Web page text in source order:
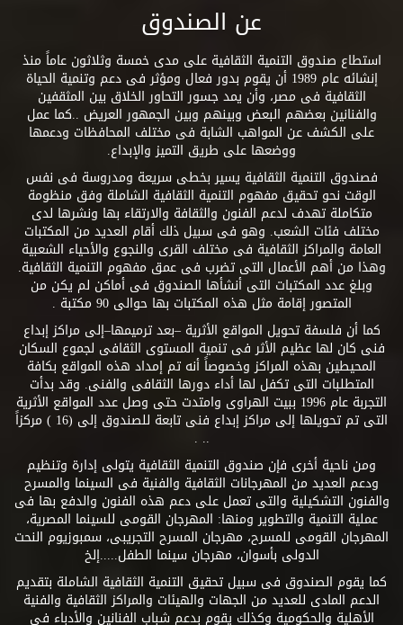
عن الصندوق
استطاع صندوق التنمية الثقافية على مدى خمسة وثلاثون عاماً منذ
إنشائه عام 1989 أن يقوم بدور فعال ومؤثر فى دعم وتنمية الحياة
الثقافية فى مصر، وأن يمد جسور التحاور الخلاق بين المثقفين
والفنانين بعضهم البعض وبينهم وبين الجمهور العريض ..كما عمل
على الكشف عن المواهب الشابة فى مختلف المحافظات ودعمها
ووضعها على طريق التميز والإبداع.
فصندوق التنمية الثقافية يسير بخطى سريعة ومدروسة فى نفس
الوقت نحو تحقيق مفهوم التنمية الثقافية الشاملة وفق منظومة
متكاملة تهدف لدعم الفنون والثقافة والارتقاء بها ونشرها لدى
مختلف فئات الشعب. وهو فى سبيل ذلك أقام العديد من المكتبات
العامة والمراكز الثقافية فى مختلف القرى والنجوع والأحياء الشعبية
وهذا من أهم الأعمال التى تضرب فى عمق مفهوم التنمية الثقافية.
وبلغ عدد المكتبات التى أنشأها الصندوق فى أماكن لم يكن من
المتصور إقامة مثل هذه المكتبات بها حوالى 90 مكتبة .
كما أن فلسفة تحويل المواقع الأثرية –بعد ترميمها–إلى مراكز إبداع
فنى كان لها عظيم الأثر فى تنمية المستوى الثقافى لجموع السكان
المحيطين بهذه المراكز وخصوصاً أنه تم إمداد هذه المواقع بكافة
المتطلبات التى تكفل لها أداء دورها الثقافى والفنى. وقد بدأت
التجربة عام 1996 ببيت الهراوى وامتدت حتى وصل عدد المواقع الأثرية
التى تم تحويلها إلى مراكز إبداع فنى تابعة للصندوق إلى (16 ) مركزاً
.. .
ومن ناحية أخرى فإن صندوق التنمية الثقافية يتولى إدارة وتنظيم
ودعم العديد من المهرجانات الثقافية والفنية فى السينما والمسرح
والفنون التشكيلية والتى تعمل على دعم هذه الفنون والدفع بها فى
عملية التنمية والتطوير ومنها: المهرجان القومى للسينما المصرية،
المهرجان القومى للمسرح، مهرجان المسرح التجريبى، سمبوزيوم النحت
الدولى بأسوان، مهرجان سينما الطفل.....إلخ
كما يقوم الصندوق فى سبيل تحقيق التنمية الثقافية الشاملة بتقديم
الدعم المادى للعديد من الجهات والهيئات والمراكز الثقافية والفنية
الأهلية والحكومية وكذلك يقوم بدعم شباب الفنانين والأدباء فى